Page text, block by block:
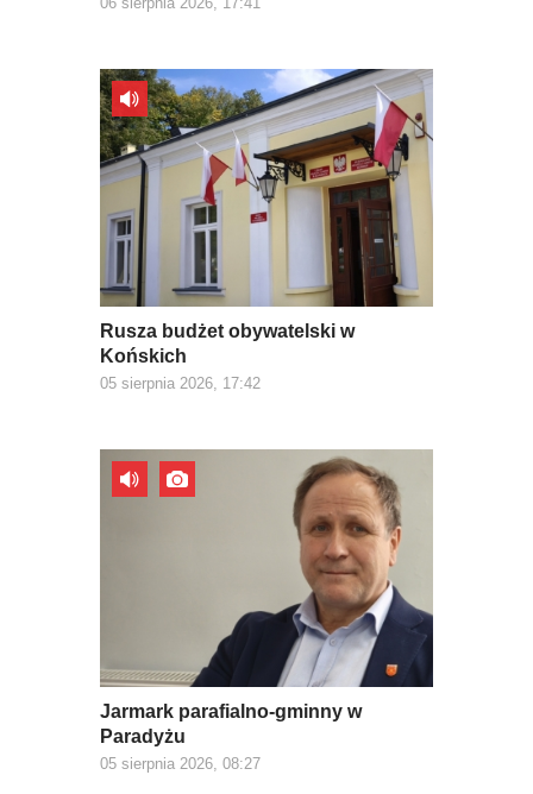
Rusza budżet obywatelski w
Końskich
05 sierpnia 2026, 17:42
Jarmark parafialno-gminny w
Paradyżu
05 sierpnia 2026, 08:27